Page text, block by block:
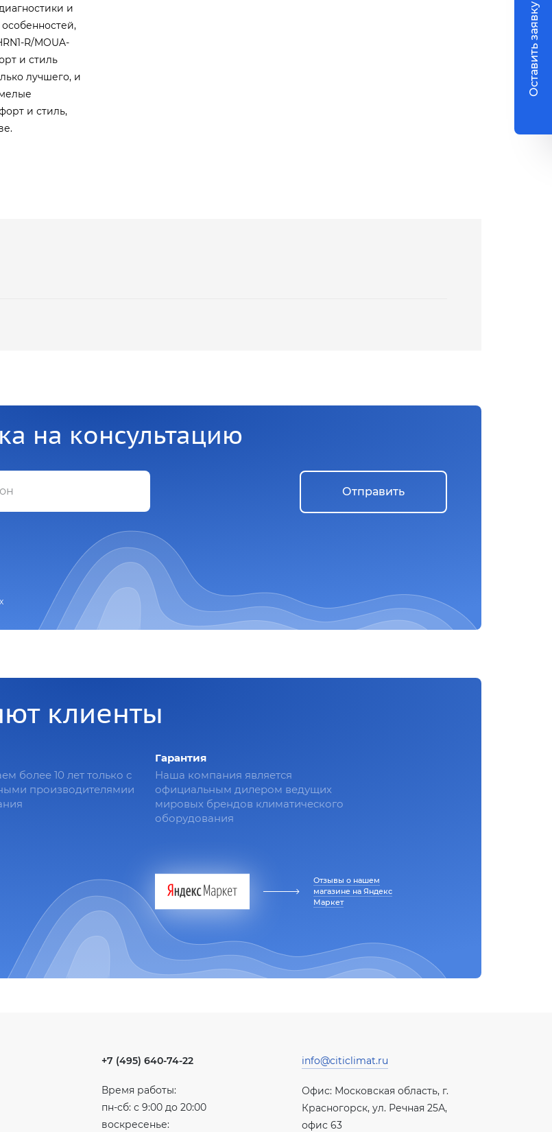
и
R/MOUA-
и стиль
лучшего, и
и стиль,
на консультацию
Отправить
клиенты
более 10 лет только с
производителямии
Гарантия
Наша компания является
официальным дилером ведущих
мировых брендов климатического
оборудования
Отзывы о нашем
магазине на Яндекс
Маркет
+7 (495) 640-74-22
Время работы:
пн-сб: с 9:00 до 20:00
воскресенье:
info@citiclimat.ru
Офис: Московская область, г.
Красногорск, ул. Речная 25А,
офис 63
Оставить заявку